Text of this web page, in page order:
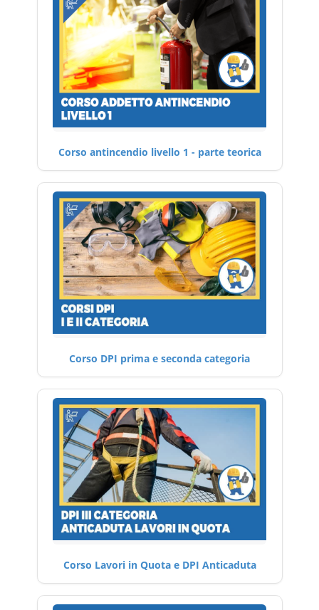
Corso antincendio livello 1 - parte teorica
Corso DPI prima e seconda categoria
Corso Lavori in Quota e DPI Anticaduta